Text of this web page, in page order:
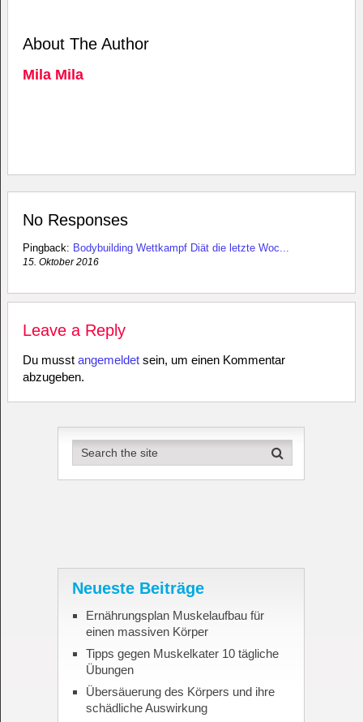
About The Author
Mila Mila
No Responses
Pingback: Bodybuilding Wettkampf Diät die letzte Woc...
15. Oktober 2016
Leave a Reply
Du musst angemeldetsein, um einen Kommentar
abzugeben.
Neueste Beiträge
Ernährungsplan Muskelaufbau für
einen massiven Körper
Tipps gegen Muskelkater 10 tägliche
Übungen
Übersäuerung des Körpers und ihre
schädliche Auswirkung